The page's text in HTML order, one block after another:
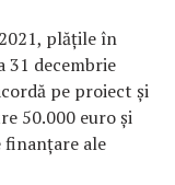
plățile în
31 decembrie
pe proiect și
50.000 euro și
finanțare ale